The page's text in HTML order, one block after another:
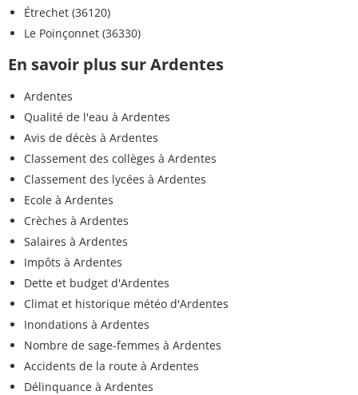
Étrechet (36120)
Le Poinçonnet (36330)
En savoir plus sur Ardentes
Ardentes
Qualité de l'eau à Ardentes
Avis de décès à Ardentes
Classement des collèges à Ardentes
Classement des lycées à Ardentes
Ecole à Ardentes
Crèches à Ardentes
Salaires à Ardentes
Impôts à Ardentes
Dette et budget d'Ardentes
Climat et historique météo d'Ardentes
Inondations à Ardentes
Nombre de sage-femmes à Ardentes
Accidents de la route à Ardentes
Délinquance à Ardentes